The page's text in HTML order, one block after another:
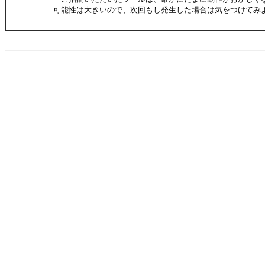
可能性は大きいので、次回もし発生した場合は気をつけてみ